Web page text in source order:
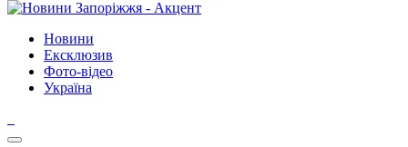
Новини
Ексклюзив
Фото-відео
Україна